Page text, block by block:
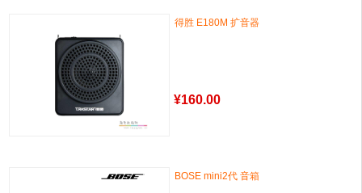
得胜 E180M 扩音器
¥160.00
BOSE mini2代 音箱